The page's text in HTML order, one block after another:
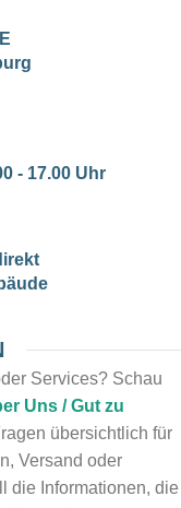
- 17.00 Uhr
Services? Schau
Uns / Gut zu
übersichtlich für
Versand oder
die Informationen, die